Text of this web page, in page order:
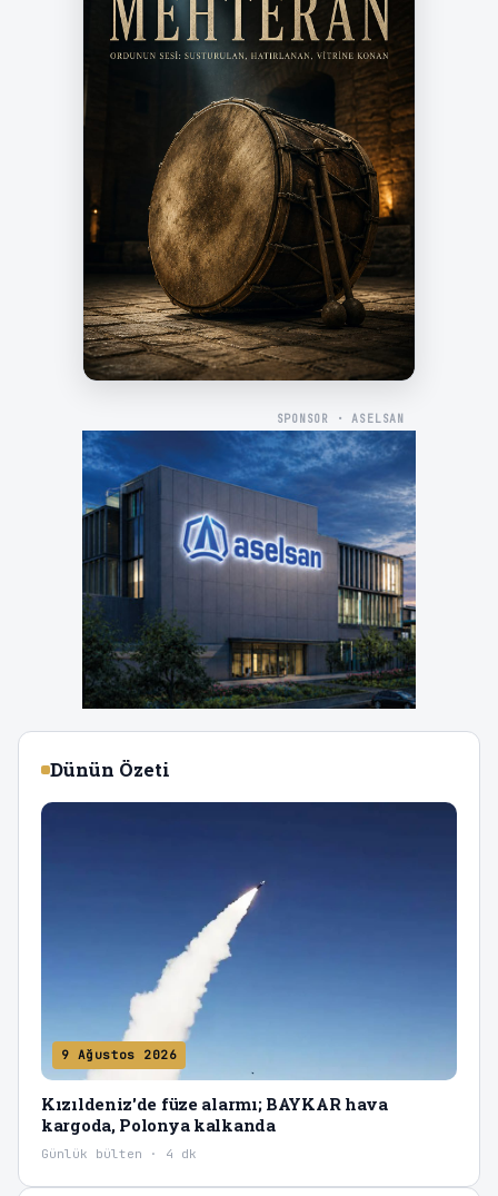
SPONSOR · ASELSAN
Dünün Özeti
9 Ağustos 2026
Kızıldeniz'de füze alarmı; BAYKAR hava
kargoda, Polonya kalkanda
Günlük bülten · 4 dk